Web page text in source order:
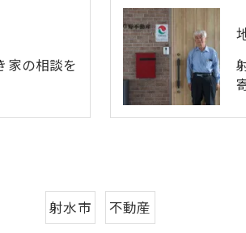
家の相談を
射水市 不動産